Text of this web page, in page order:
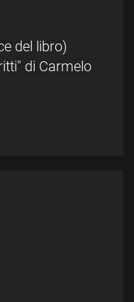
del libro)
di Carmelo